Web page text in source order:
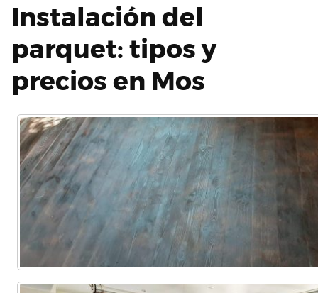
Instalación del
parquet: tipos y
precios en Mos